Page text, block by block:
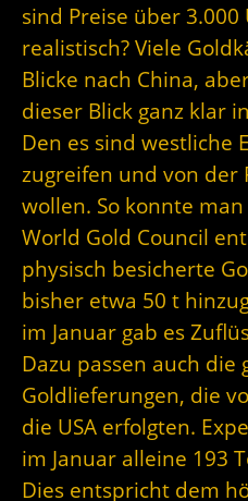
sind Preise über 3.000
realistisch? Viele
Blicke nach China,
dieser Blick ganz klar
Den es sind westliche
zugreifen und von
wollen. So konnte
World Gold Council
physisch besicherte
bisher etwa 50 t
im Januar gab es
Dazu passen auch die
Goldlieferungen, die
die USA erfolgten.
im Januar alleine 193
Dies entspricht dem